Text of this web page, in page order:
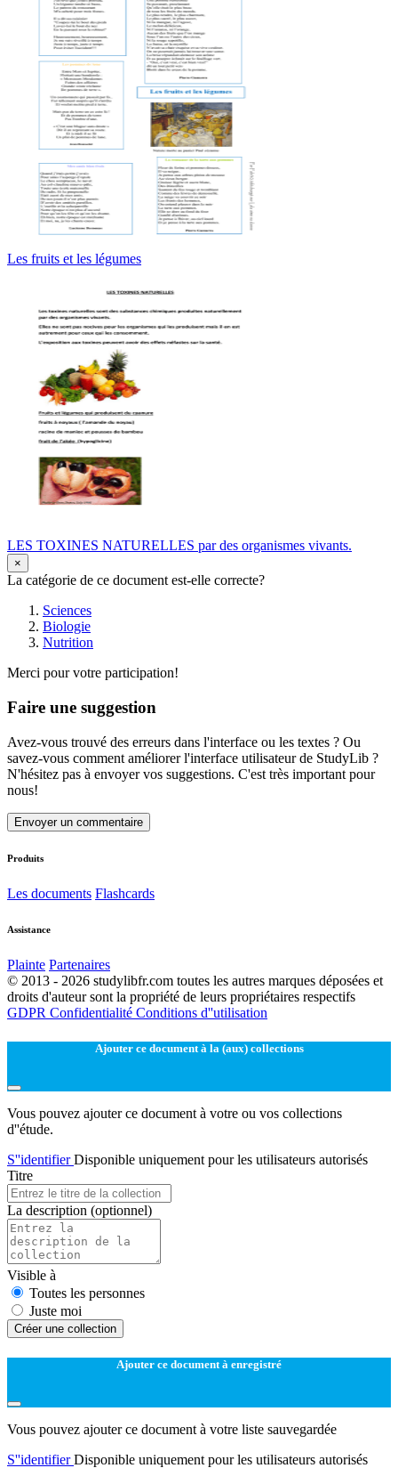
Les fruits et les légumes
LES TOXINES NATURELLES par des organismes vivants.
×
La catégorie de ce document est-elle correcte?
Sciences
Biologie
Nutrition
Merci pour votre participation!
Faire une suggestion
Avez-vous trouvé des erreurs dans l'interface ou les textes ? Ou
savez-vous comment améliorer l'interface utilisateur de StudyLib ?
N'hésitez pas à envoyer vos suggestions. C'est très important pour
nous!
Envoyer un commentaire
Produits
Les documents Flashcards
Assistance
Plainte Partenaires
© 2013 - 2026 studylibfr.com toutes les autres marques déposées et
droits d'auteur sont la propriété de leurs propriétaires respectifs
GDPR Confidentialité Conditions d''utilisation
Ajouter ce document à la (aux) collections
Vous pouvez ajouter ce document à votre ou vos collections
d''étude.
S''identifierDisponible uniquement pour les utilisateurs autorisés
Titre
La description (optionnel)
Visible à
Toutes les personnes
Juste moi
Créer une collection
Ajouter ce document à enregistré
Vous pouvez ajouter ce document à votre liste sauvegardée
S''identifierDisponible uniquement pour les utilisateurs autorisés